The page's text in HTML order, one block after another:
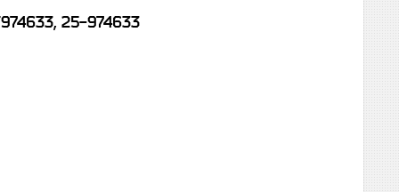
25-974633